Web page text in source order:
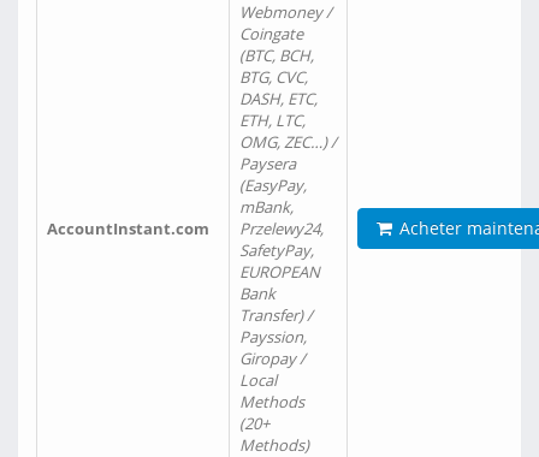
AccountInstant.com
Webmoney /
Coingate
(BTC, BCH,
BTG, CVC,
DASH, ETC,
ETH, LTC,
OMG, ZEC…) /
Paysera
(EasyPay,
mBank,
Przelewy24,
SafetyPay,
EUROPEAN
Bank
Transfer) /
Payssion,
Giropay /
Local
Methods
(20+
Methods)
Acheter